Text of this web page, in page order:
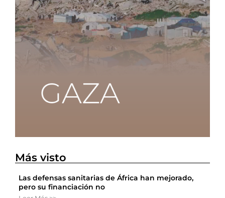
Más visto
Las defensas sanitarias de África han mejorado,
pero su financiación no